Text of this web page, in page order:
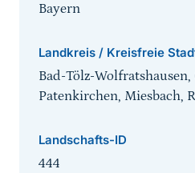
Bayern
Landkreis / Kreisfreie
Bad-Tölz-
Patenkirchen, Miesbach,
Landschafts-ID
444